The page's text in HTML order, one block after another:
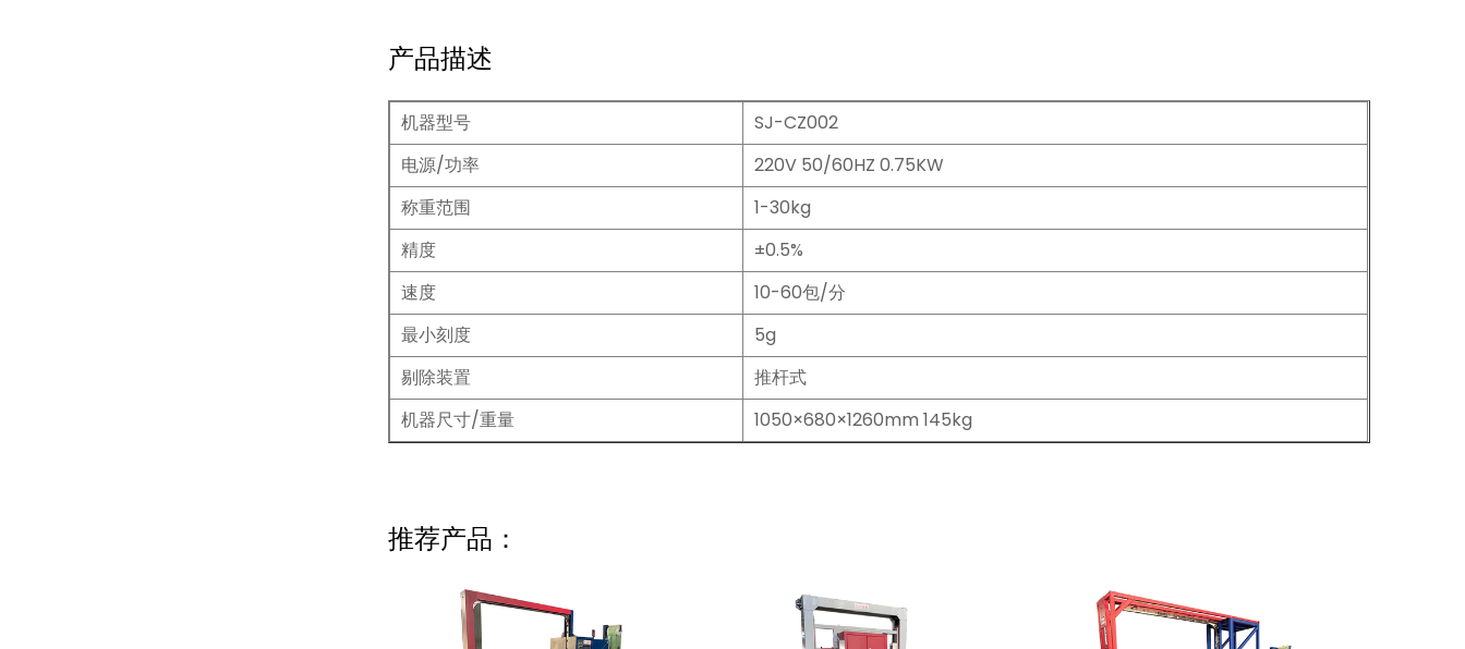
产品描述
机器型号
SJ-CZ002
电源/功率
220V 50/60HZ 0.75KW
称重范围
1-30kg
精度
±0.5%
速度
10-60包/分
最小刻度
5g
剔除装置
推杆式
机器尺寸/重量
1050×680×1260mm 145kg
推荐产品：